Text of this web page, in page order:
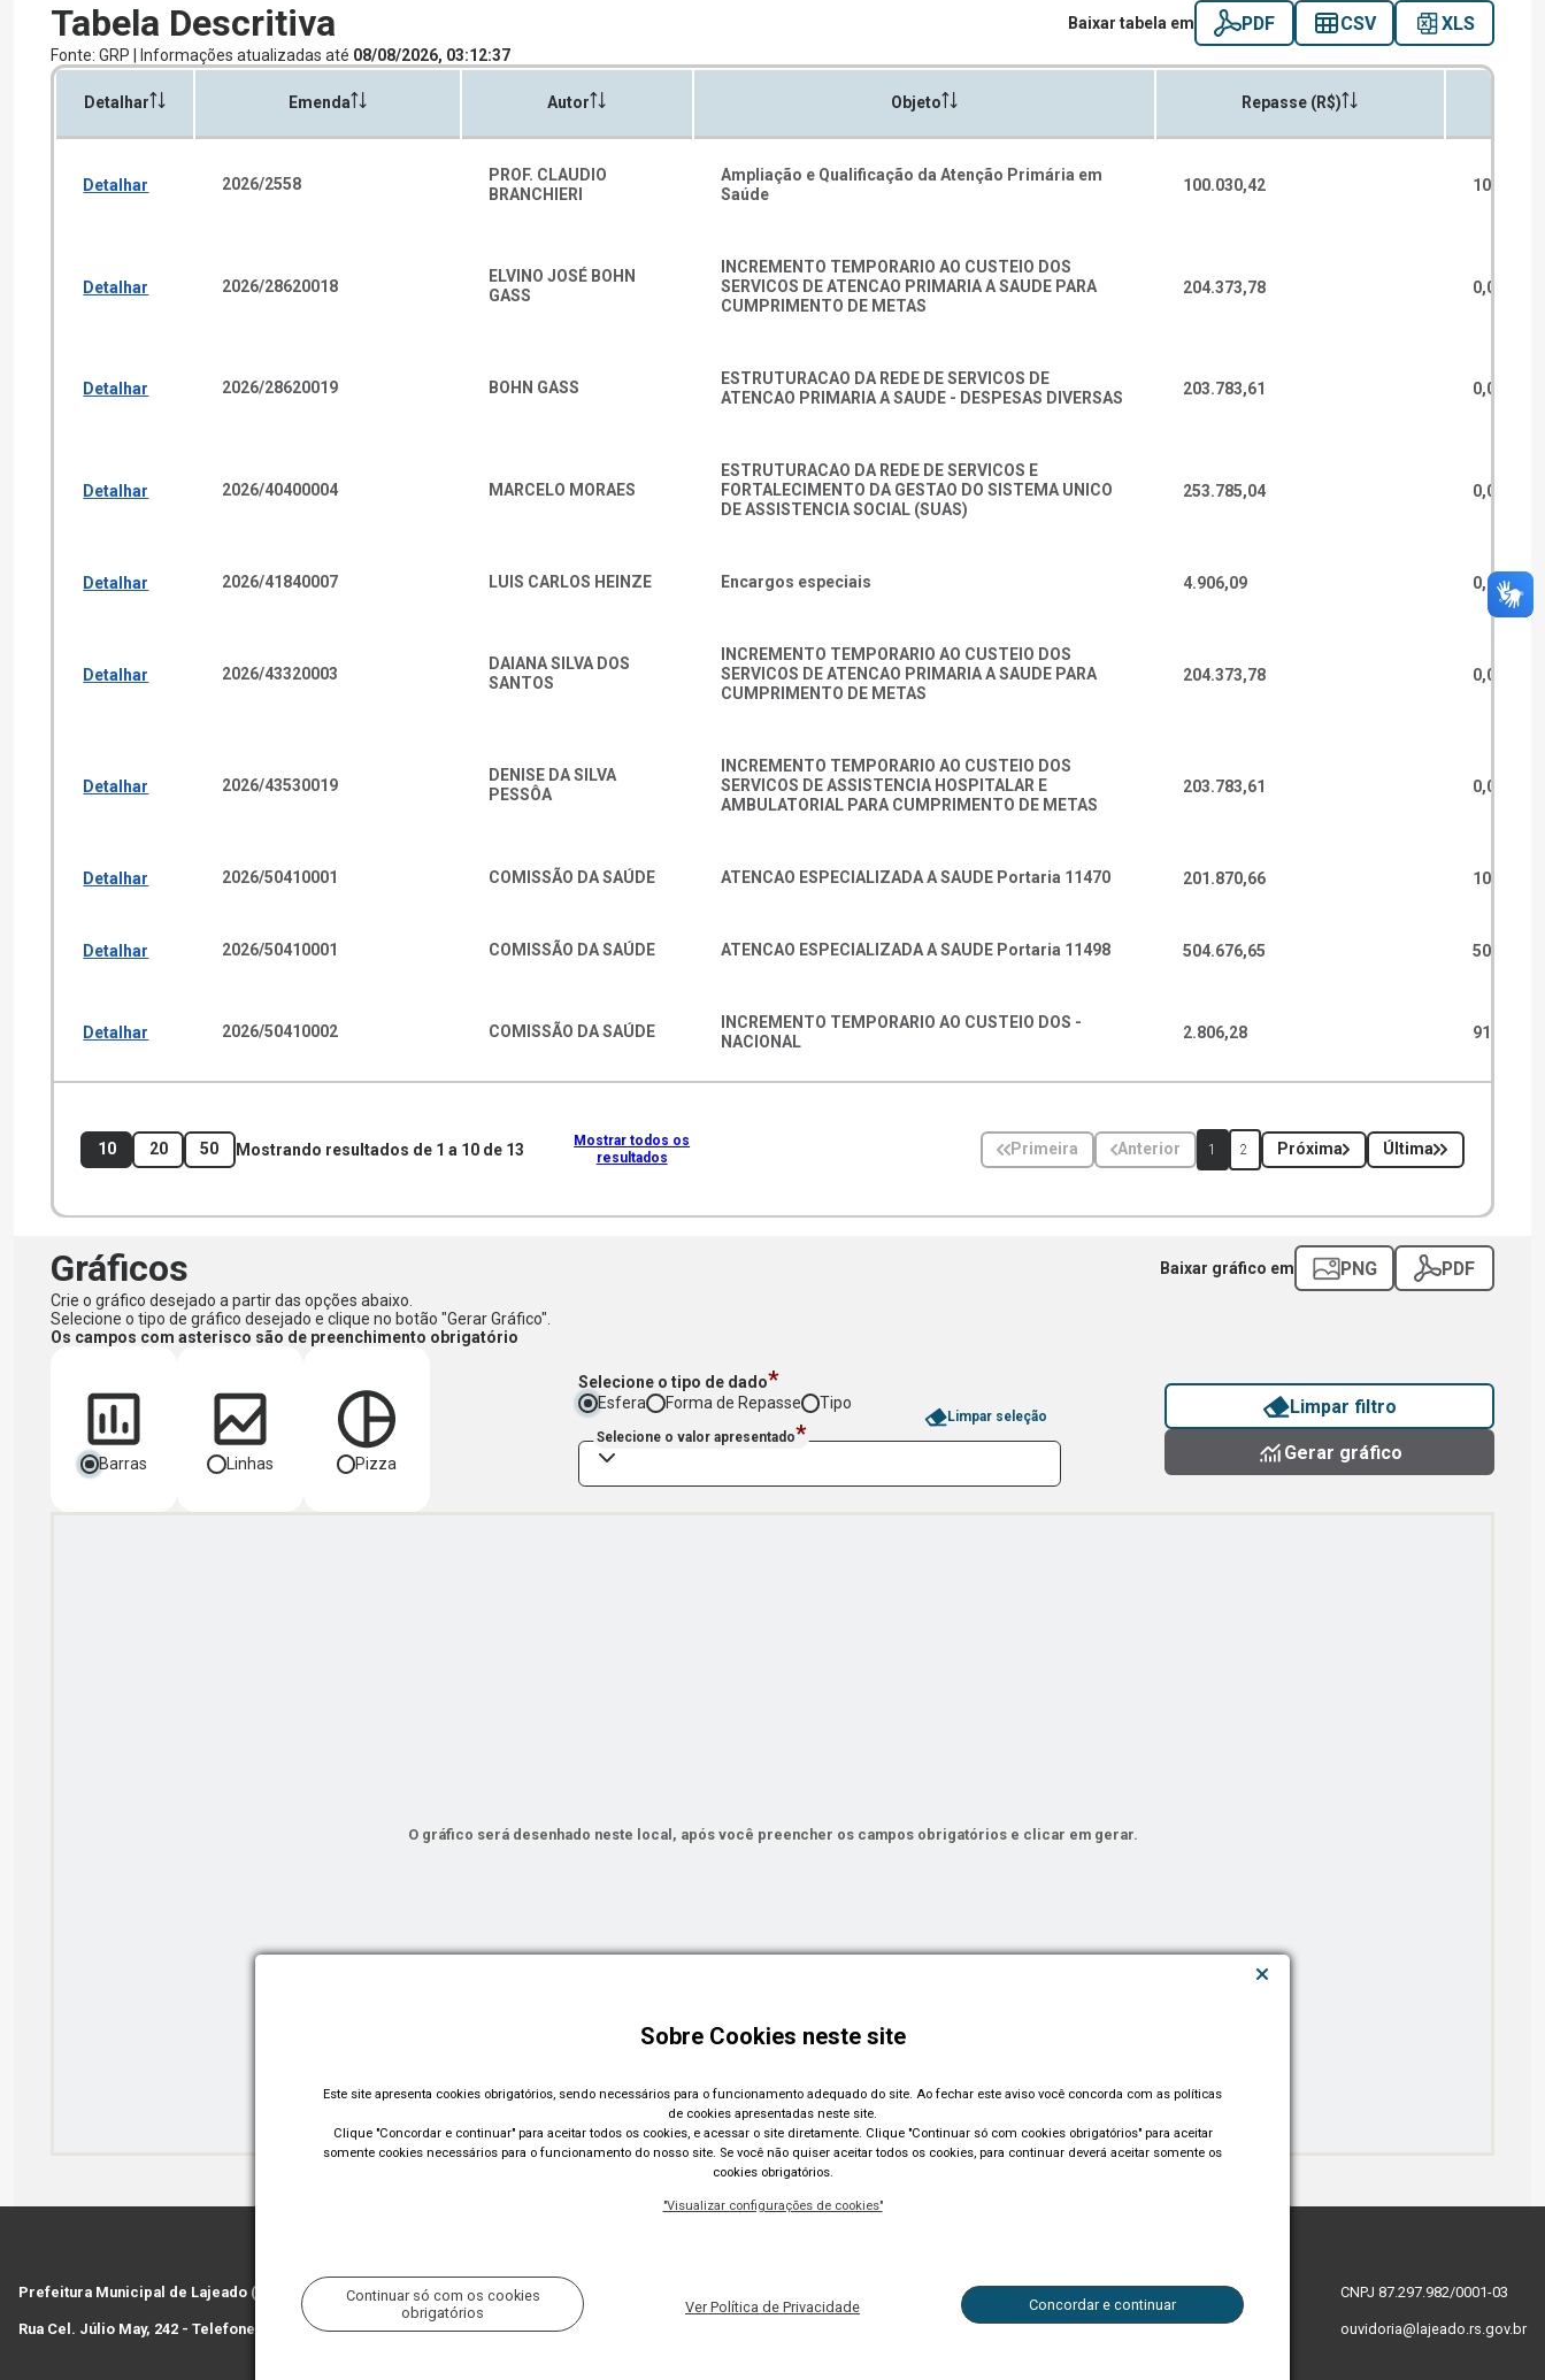
Tabela Descritiva Baixar tabela em PDF CSV XLS
Fonte: GRP | Informações atualizadas até 08/08/2026, 03:12:37
Detalhar Emenda Autor Objeto Repasse (R$)
Detalhar 2026/2558
PROF. CLAUDIO
BRANCHIERI
Ampliação e Qualificação da Atenção Primária em
Saúde
100.030,42
Detalhar 2026/28620018
ELVINO JOSÉ BOHN
GASS
INCREMENTO TEMPORARIO AO CUSTEIO DOS
SERVICOS DE ATENCAO PRIMARIA A SAUDE PARA
CUMPRIMENTO DE METAS
204.373,78 0,00
Detalhar 2026/28620019 BOHN GASS
ESTRUTURACAO DA REDE DE SERVICOS DE
ATENCAO PRIMARIA A SAUDE - DESPESAS DIVERSAS
203.783,61 0,00
Detalhar 2026/40400004 MARCELO MORAES
ESTRUTURACAO DA REDE DE SERVICOS E
FORTALECIMENTO DA GESTAO DO SISTEMA UNICO
DE ASSISTENCIA SOCIAL (SUAS)
253.785,04 0,00
Detalhar 2026/41840007 LUIS CARLOS HEINZE Encargos especiais 4.906,09 0,00
Detalhar 2026/43320003
DAIANA SILVA DOS
SANTOS
INCREMENTO TEMPORARIO AO CUSTEIO DOS
SERVICOS DE ATENCAO PRIMARIA A SAUDE PARA
CUMPRIMENTO DE METAS
204.373,78 0,00
Detalhar 2026/43530019
DENISE DA SILVA
PESSÔA
INCREMENTO TEMPORARIO AO CUSTEIO DOS
SERVICOS DE ASSISTENCIA HOSPITALAR E
AMBULATORIAL PARA CUMPRIMENTO DE METAS
203.783,61 0,00
Detalhar 2026/50410001 COMISSÃO DA SAÚDE ATENCAO ESPECIALIZADA A SAUDE Portaria 11470 201.870,66
Detalhar 2026/50410001 COMISSÃO DA SAÚDE ATENCAO ESPECIALIZADA A SAUDE Portaria 11498 504.676,65
Detalhar 2026/50410002 COMISSÃO DA SAÚDE
INCREMENTO TEMPORARIO AO CUSTEIO DOS -
NACIONAL
2.806,28
10 20 50 Mostrando resultados de 1 a 10de 13
Mostrar todos os
resultados
Primeira Anterior 1 2 Próxima Última
Gráficos Baixar gráfico em PNG PDF
Crie o gráfico desejado a partir das opções abaixo.
Selecione o tipo de gráfico desejado e clique no botão "Gerar Gráfico".
Os campos com asterisco são de preenchimento obrigatório
Barras Linhas Pizza
Selecione o tipo de dado*
Esfera Forma de Repasse Tipo
Selecione o valor apresentado*
Limpar seleção Limpar filtro
Gerar gráfico
O gráfico será desenhado neste local, após você preencher os campos obrigatórios e clicar em gerar.
Sobre Cookies neste site
Este site apresenta cookies obrigatórios, sendo necessários para o funcionamento adequado do site. Ao fechar este aviso você concorda com as políticas
de cookies apresentadas neste site.
Clique "Concordar e continuar" para aceitar todos os cookies, e acessar o site diretamente. Clique "Continuar só com cookies obrigatórios" para aceitar
somente cookies necessários para o funcionamento do nosso site. Se você não quiser aceitar todos os cookies, para continuar deverá aceitar somente os
cookies obrigatórios.
"Visualizar configurações de cookies"
Continuar só com os cookies
obrigatórios
Ver Política de Privacidade Concordar e continuar
Prefeitura Municipal de Lajeado (RS)
Rua Cel. Júlio May, 242 - Telefone (51) 3982 1000
CNPJ 87.297.982/0001-03
ouvidoria@lajeado.rs.gov.br